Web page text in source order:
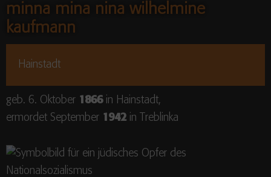
minna mina nina wilhelmine
kaufmann
Hainstadt
geb. 6. Oktober 1866in Hainstadt,
ermordet September 1942 in Treblinka